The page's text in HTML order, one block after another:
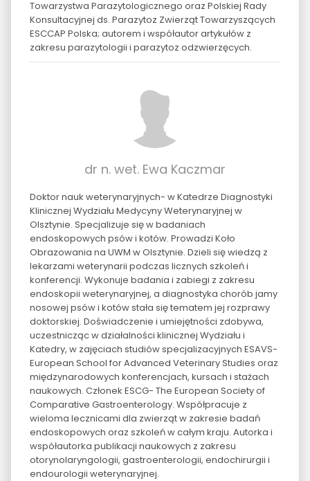
Towarzystwa Parazytologicznego oraz Polskiej Rady
Konsultacyjnej ds. Parazytoz Zwierząt Towarzyszących
ESCCAP Polska; autorem i współautor artykułów z
zakresu parazytologii i parazytoz odzwierzęcych.
dr n. wet. Ewa Kaczmar
Doktor nauk weterynaryjnych- w Katedrze Diagnostyki
Klinicznej Wydziału Medycyny Weterynaryjnej w
Olsztynie. Specjalizuje się w badaniach
endoskopowych psów i kotów. Prowadzi Koło
Obrazowania na UWM w Olsztynie. Dzieli się wiedzą z
lekarzami weterynarii podczas licznych szkoleń i
konferencji. Wykonuje badania i zabiegi z zakresu
endoskopii weterynaryjnej, a diagnostyka chorób jamy
nosowej psów i kotów stała się tematem jej rozprawy
doktorskiej. Doświadczenie i umiejętności zdobywa,
uczestnicząc w działalności klinicznej Wydziału i
Katedry, w zajęciach studiów specjalizacyjnych ESAVS-
European School for Advanced Veterinary Studies oraz
międzynarodowych konferencjach, kursach i stażach
naukowych. Członek ESCG- The European Society of
Comparative Gastroenterology. Współpracuje z
wieloma lecznicami dla zwierząt w zakresie badań
endoskopowych oraz szkoleń w całym kraju. Autorka i
współautorka publikacji naukowych z zakresu
otorynolaryngologii, gastroenterologii, endochirurgii i
endourologii weterynaryjnej.